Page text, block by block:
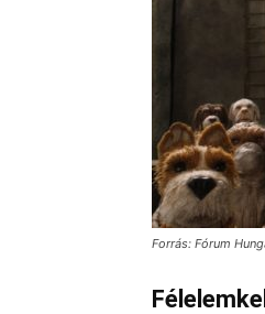
Forrás: Fórum